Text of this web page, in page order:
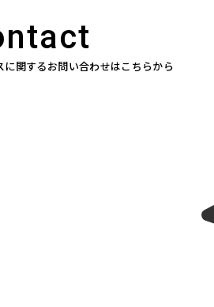
に関するお問い合わせはこちらから